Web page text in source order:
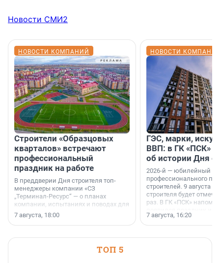
Новости СМИ2
НОВОСТИ КОМПАНИЙ
Строители «Образцовых
кварталов» встречают
профессиональный
праздник на работе
В преддверии Дня строителя топ-
менеджеры компании «СЗ
„Терминал-Ресурс“ — о планах
компании, испытаниях и поводах для
осторожного оптимизма.
7 августа, 18:00
НОВОСТИ
ГЭС, марки,
ВВП: в ГК «ПСК»
об истории Дня
2026-й — юбилейный
профессионального
строителей. 9 августа
строителя будет
раз. В ГК «ПСК»
поменялась роль
7 августа, 16:20
ТОП 5